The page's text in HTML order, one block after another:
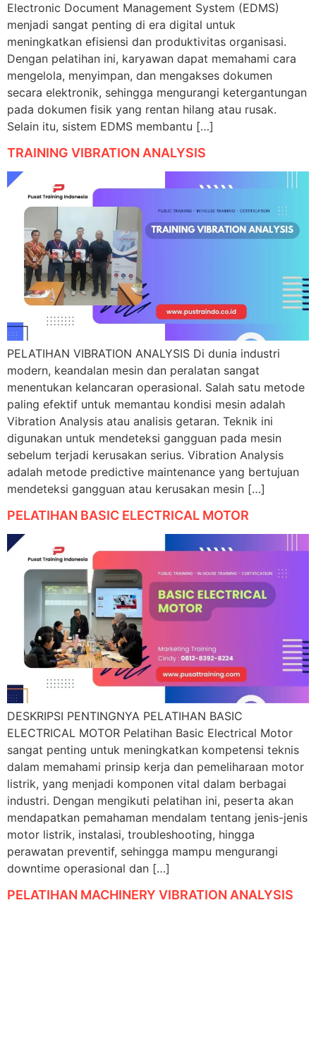
Electronic Document Management System (EDMS)
menjadi sangat penting di era digital untuk
meningkatkan efisiensi dan produktivitas organisasi.
Dengan pelatihan ini, karyawan dapat memahami cara
mengelola, menyimpan, dan mengakses dokumen
secara elektronik, sehingga mengurangi ketergantungan
pada dokumen fisik yang rentan hilang atau rusak.
Selain itu, sistem EDMS membantu […]
TRAINING VIBRATION ANALYSIS
PELATIHAN VIBRATION ANALYSIS Di dunia industri
modern, keandalan mesin dan peralatan sangat
menentukan kelancaran operasional. Salah satu metode
paling efektif untuk memantau kondisi mesin adalah
Vibration Analysis atau analisis getaran. Teknik ini
digunakan untuk mendeteksi gangguan pada mesin
sebelum terjadi kerusakan serius. Vibration Analysis
adalah metode predictive maintenance yang bertujuan
mendeteksi gangguan atau kerusakan mesin […]
PELATIHAN BASIC ELECTRICAL MOTOR
DESKRIPSI PENTINGNYA PELATIHAN BASIC
ELECTRICAL MOTOR Pelatihan Basic Electrical Motor
sangat penting untuk meningkatkan kompetensi teknis
dalam memahami prinsip kerja dan pemeliharaan motor
listrik, yang menjadi komponen vital dalam berbagai
industri. Dengan mengikuti pelatihan ini, peserta akan
mendapatkan pemahaman mendalam tentang jenis-jenis
motor listrik, instalasi, troubleshooting, hingga
perawatan preventif, sehingga mampu mengurangi
downtime operasional dan […]
PELATIHAN MACHINERY VIBRATION ANALYSIS